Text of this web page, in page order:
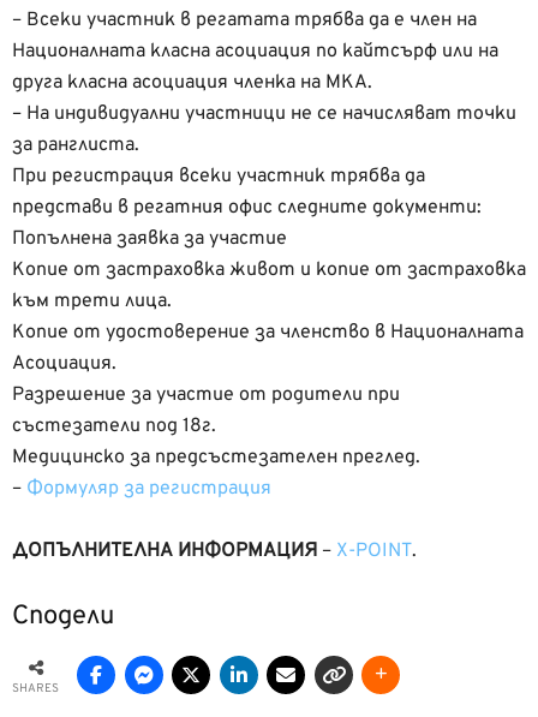
– Всеки участник в регатата трябва да е член на
Националната класна асоциация по кайтсърф или на
друга класна асоциация членка на МКА.
– На индивидуални участници не се начисляват точки
за ранглиста.
При регистрация всеки участник трябва да
представи в регатния офис следните документи:
Попълнена заявка за участие
Копие от застраховка живот и копие от застраховка
към трети лица.
Копие от удостоверение за членство в Националната
Асоциация.
Разрешение за участие от родители при
състезатели под 18г.
Медицинско за предсъстезателен преглед.
– Формуляр за регистрация
ДОПЪЛНИТЕЛНА ИНФОРМАЦИЯ – X-POINT.
Сподели
SHARES